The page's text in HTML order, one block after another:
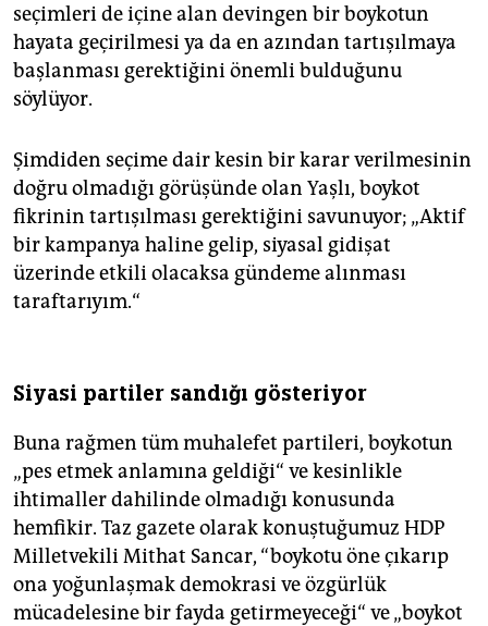
seçimleri de içine alan devingen bir boykotun
hayata geçirilmesi ya da en azından tartışılmaya
başlanması gerektiğini önemli bulduğunu
söylüyor.
Şimdiden seçime dair kesin bir karar verilmesinin
doğru olmadığı görüşünde olan Yaşlı, boykot
fikrinin tartışılması gerektiğini savunuyor; „Aktif
bir kampanya haline gelip, siyasal gidişat
üzerinde etkili olacaksa gündeme alınması
taraftarıyım.“
Siyasi partiler sandığı gösteriyor
Buna rağmen tüm muhalefet partileri, boykotun
„pes etmek anlamına geldiği“ ve kesinlikle
ihtimaller dahilinde olmadığı konusunda
hemfikir. Taz gazete olarak konuştuğumuz HDP
Milletvekili Mithat Sancar, “boykotu öne çıkarıp
ona yoğunlaşmak demokrasi ve özgürlük
mücadelesine bir fayda getirmeyeceği“ ve „boykot